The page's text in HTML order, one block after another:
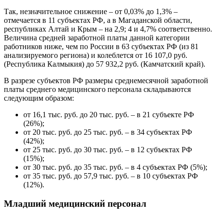
Так, незначительное снижение – от 0,03% до 1,3% –
отмечается в 11 субъектах РФ, а в Магаданской области,
республиках Алтай и Крым – на 2,9; 4 и 4,7% соответственно.
Величина средней заработной платы данной категории
работников ниже, чем по России в 63 субъектах РФ (из 81
анализируемого региона) и колеблется от 16 107,0 руб.
(Республика Калмыкия) до 57 932,2 руб. (Камчатский край).
В разрезе субъектов РФ размеры среднемесячной заработной
платы среднего медицинского персонала складываются
следующим образом:
от 16,1 тыс. руб. до 20 тыс. руб. – в 21 субъекте РФ
(26%);
от 20 тыс. руб. до 25 тыс. руб. – в 34 субъектах РФ
(42%);
от 25 тыс. руб. до 30 тыс. руб. – в 12 субъектах РФ
(15%);
от 30 тыс. руб. до 35 тыс. руб. – в 4 субъектах РФ (5%);
от 35 тыс. руб. до 57,9 тыс. руб. – в 10 субъектах РФ
(12%).
Младший медицинский персонал